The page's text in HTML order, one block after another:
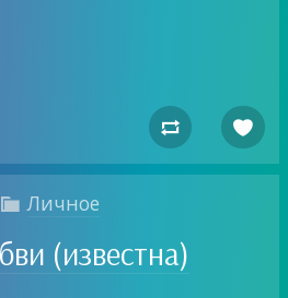
 
 Личное
(известна)